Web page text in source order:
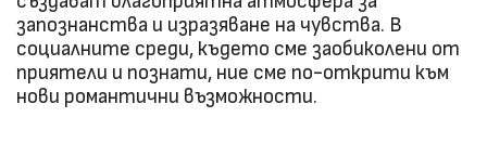
запознанства и изразяване на чувства. В
социалните среди, където сме заобиколени от
приятели и познати, ние сме по-открити към
нови романтични възможности.